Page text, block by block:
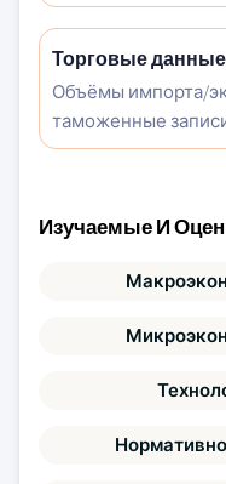
Торговые данные
Объёмы импорта/
таможенные
Изучаемые И